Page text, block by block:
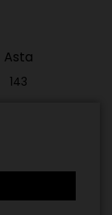
Asta
143